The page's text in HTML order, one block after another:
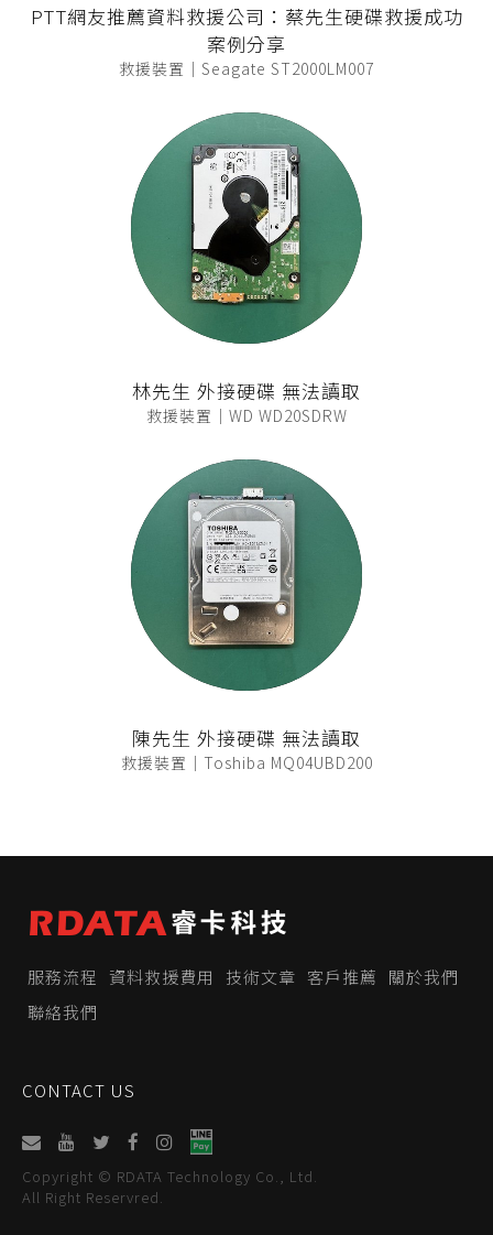
PTT網友推薦資料救援公司：蔡先生硬碟救援成功
案例分享
救援裝置｜Seagate ST2000LM007
林先生 外接硬碟 無法讀取
救援裝置｜WD WD20SDRW
陳先生 外接硬碟 無法讀取
救援裝置｜Toshiba MQ04UBD200
服務流程 資料救援費用 技術文章 客戶推薦
關於我們
聯絡我們
CONTACT US
Copyright © RDATA Technology Co., Ltd.
All Right Reservred.